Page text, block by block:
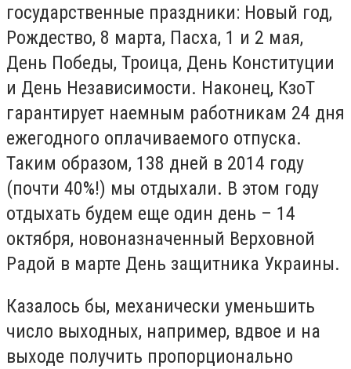
государственные праздники: Новый год,
Рождество, 8 марта, Пасха, 1 и 2 мая,
День Победы, Троица, День Конституции
и День Независимости. Наконец, КзоТ
гарантирует наемным работникам 24 дня
ежегодного оплачиваемого отпуска.
Таким образом, 138 дней в 2014 году
(почти 40%!) мы отдыхали. В этом году
отдыхать будем еще один день – 14
октября, новоназначенный Верховной
Радой в марте День защитника Украины.
Казалось бы, механически уменьшить
число выходных, например, вдвое и на
выходе получить пропорционально